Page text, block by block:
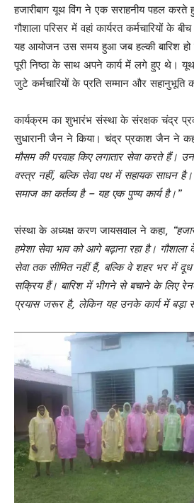
हजारीबाग यूथ विंग ने एक सराहनीय पहल करते
गौशाला परिसर में वहां कार्यरत कर्मचारियों के
यह आयोजन उस समय हुआ जब हल्की बारिश हो
पूरी निष्ठा के साथ अपने कार्य में लगे हुए थे।
जुटे कर्मचारियों के प्रति सम्मान और सहानुभूति
कार्यक्रम का शुभारंभ संस्था के संरक्षक चंद्र
सुधारानी जैन ने किया। चंद्र प्रकाश जैन ने
मौसम की परवाह किए लगातार सेवा करते हैं।
वस्त्र नहीं, बल्कि सेवा पथ में सहायक साधन
समाज का कर्तव्य है – यह एक पुण्य कार्य है।”
संस्था के अध्यक्ष करण जायसवाल ने कहा,
हमेशा सेवा भाव को आगे बढ़ाना रहा है। गौशाला के
सेवा तक सीमित नहीं हैं, बल्कि वे शहर भर में दूध
सक्रिय हैं। बारिश में भीगने से बचाने के लिए
प्रयास जरूर है, लेकिन यह उनके कार्य में बड़ा